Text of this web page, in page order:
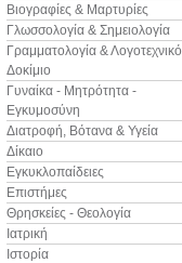
Βιογραφίες & Μαρτυρίες
Γλωσσολογία & Σημειολογία
Γραμματολογία & Λογοτεχνικό
Δοκίμιο
Γυναίκα - Μητρότητα -
Εγκυμοσύνη
Διατροφή, Βότανα & Υγεία
Δίκαιο
Εγκυκλοπαίδειες
Επιστήμες
Θρησκείες - Θεολογία
Ιατρική
Ιστορία